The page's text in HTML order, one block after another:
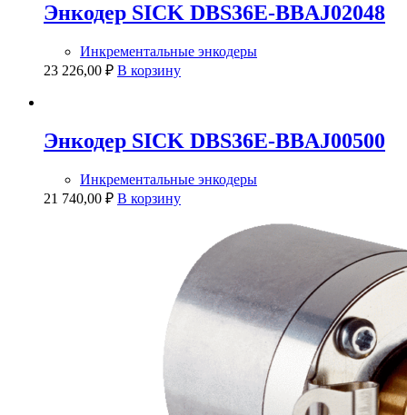
Энкодер SICK DBS36E-BBAJ02048
Инкрементальные энкодеры
23 226,00 ₽ В корзину
Энкодер SICK DBS36E-BBAJ00500
Инкрементальные энкодеры
21 740,00 ₽ В корзину